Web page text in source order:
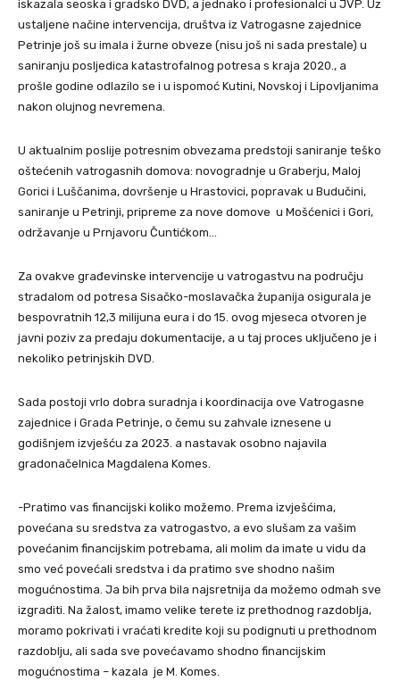
iskazala seoska i gradsko DVD, a jednako i profesionalci u JVP. Uz
ustaljene načine intervencija, društva iz Vatrogasne zajednice
Petrinje još su imala i žurne obveze (nisu još ni sada prestale) u
saniranju posljedica katastrofalnog potresa s kraja 2020., a
prošle godine odlazilo se i u ispomoć Kutini, Novskoj i Lipovljanima
nakon olujnog nevremena.
U aktualnim poslije potresnim obvezama predstoji saniranje teško
oštećenih vatrogasnih domova: novogradnje u Graberju, Maloj
Gorici i Luščanima, dovršenje u Hrastovici, popravak u Budučini,
saniranje u Petrinji, pripreme za nove domove u Mošćenici i Gori,
održavanje u Prnjavoru Čuntićkom…
Za ovakve građevinske intervencije u vatrogastvu na području
stradalom od potresa Sisačko-moslavačka županija osigurala je
bespovratnih 12,3 milijuna eura i do 15. ovog mjeseca otvoren je
javni poziv za predaju dokumentacije, a u taj proces uključeno je i
nekoliko petrinjskih DVD.
Sada postoji vrlo dobra suradnja i koordinacija ove Vatrogasne
zajednice i Grada Petrinje, o čemu su zahvale iznesene u
godišnjem izvješću za 2023. a nastavak osobno najavila
gradonačelnica Magdalena Komes.
-Pratimo vas financijski koliko možemo. Prema izvješćima,
povećana su sredstva za vatrogastvo, a evo slušam za vašim
povećanim financijskim potrebama, ali molim da imate u vidu da
smo već povećali sredstva i da pratimo sve shodno našim
mogućnostima. Ja bih prva bila najsretnija da možemo odmah sve
izgraditi. Na žalost, imamo velike terete iz prethodnog razdoblja,
moramo pokrivati i vraćati kredite koji su podignuti u prethodnom
razdoblju, ali sada sve povećavamo shodno financijskim
mogućnostima – kazala je M. Komes.